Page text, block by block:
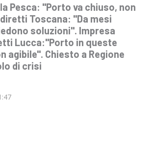
Pesca: "Porto va chiuso, non
Toscana: "Da mesi
soluzioni". Impresa
Lucca:"Porto in queste
agibile". Chiesto a Regione
di crisi